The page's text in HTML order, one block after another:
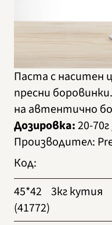
Паста с наситен
пресни
на автентично
Дозировка:20-
Производител:
Код:
45*42
(41772)
3кг кутия